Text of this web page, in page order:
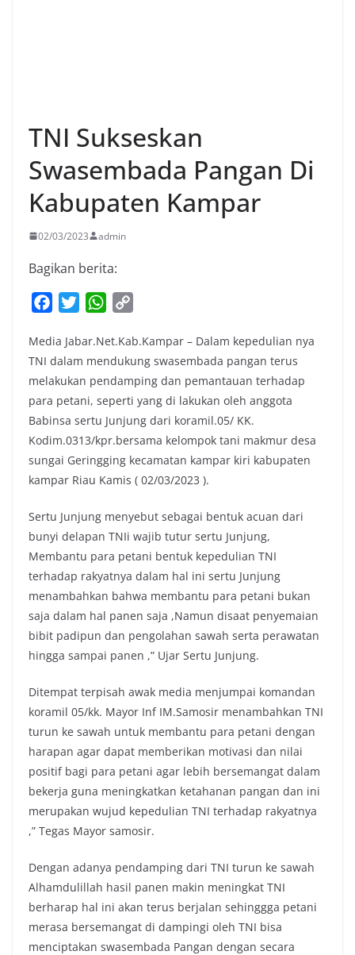
TNI Sukseskan
Swasembada Pangan Di
Kabupaten Kampar
02/03/2023 admin
Bagikan berita:
c
e
b
o
o
k
i
t
t
e
r
W
a
t
s
A
p
p
p
y
L
n
k
Media Jabar.Net.Kab.Kampar – Dalam kepedulian nya
TNI dalam mendukung swasembada pangan terus
melakukan pendamping dan pemantauan terhadap
para petani, seperti yang di lakukan oleh anggota
Babinsa sertu Junjung dari koramil.05/ KK.
Kodim.0313/kpr.bersama kelompok tani makmur desa
sungai Geringging kecamatan kampar kiri kabupaten
kampar Riau Kamis ( 02/03/2023 ).
Sertu Junjung menyebut sebagai bentuk acuan dari
bunyi delapan TNIi wajib tutur sertu Junjung,
Membantu para petani bentuk kepedulian TNI
terhadap rakyatnya dalam hal ini sertu Junjung
menambahkan bahwa membantu para petani bukan
saja dalam hal panen saja ,Namun disaat penyemaian
bibit padipun dan pengolahan sawah serta perawatan
hingga sampai panen ,” Ujar Sertu Junjung.
Ditempat terpisah awak media menjumpai komandan
koramil 05/kk. Mayor Inf IM.Samosir menambahkan TNI
turun ke sawah untuk membantu para petani dengan
harapan agar dapat memberikan motivasi dan nilai
positif bagi para petani agar lebih bersemangat dalam
bekerja guna meningkatkan ketahanan pangan dan ini
merupakan wujud kepedulian TNI terhadap rakyatnya
,” Tegas Mayor samosir.
Dengan adanya pendamping dari TNI turun ke sawah
Alhamdulillah hasil panen makin meningkat TNI
berharap hal ini akan terus berjalan sehinggga petani
merasa bersemangat di dampingi oleh TNI bisa
menciptakan swasembada Pangan dengan secara